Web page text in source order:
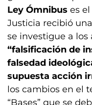
Ley Ómnibus es
Justicia recibió
se investigue a
“falsificación de
falsedad
supuesta acción
los cambios en el
“Bases” que se